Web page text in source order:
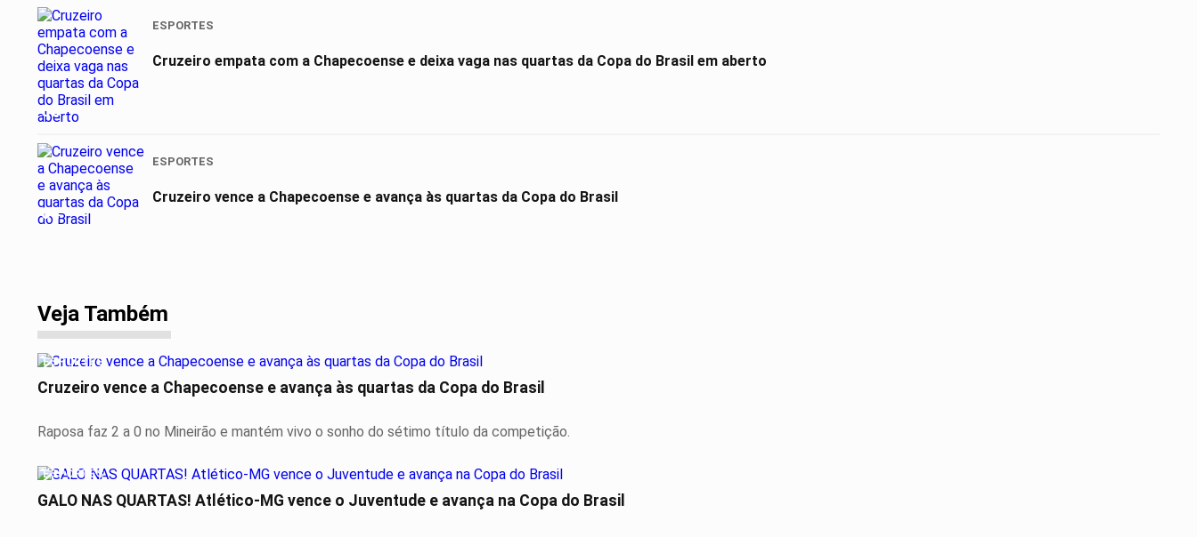
03
ESPORTES
Cruzeiro empata com a Chapecoense e deixa vaga nas quartas da Copa do Brasil em aberto
04
ESPORTES
Cruzeiro vence a Chapecoense e avança às quartas da Copa do Brasil
Veja Também
ESPORTES
Cruzeiro vence a Chapecoense e avança às quartas da Copa do Brasil
Raposa faz 2 a 0 no Mineirão e mantém vivo o sonho do sétimo título da competição.
ESPORTES
GALO NAS QUARTAS! Atlético-MG vence o Juventude e avança na Copa do Brasil